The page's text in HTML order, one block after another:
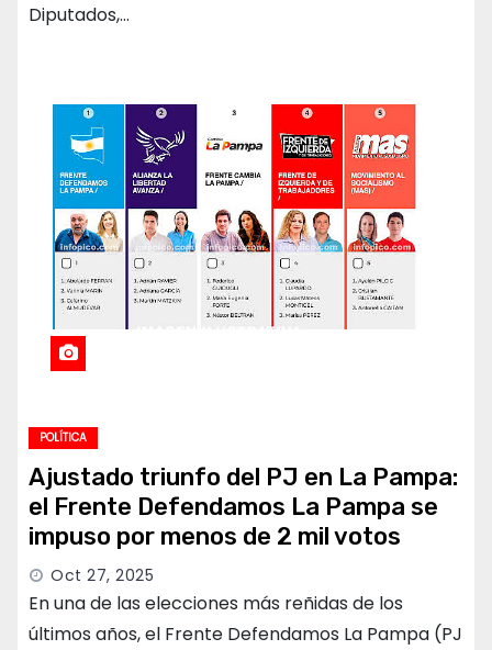
Diputados,…
POLÍTICA
Ajustado triunfo del PJ en La Pampa:
el Frente Defendamos La Pampa se
impuso por menos de 2 mil votos
Oct 27, 2025
En una de las elecciones más reñidas de los
últimos años, el Frente Defendamos La Pampa (PJ